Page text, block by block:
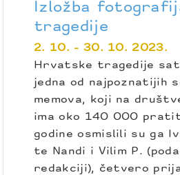
Izložba
tragedije
2. 10. - 30. 10. 2023.
Hrvatske tragedije
jedna od najpoznatijih
memova, koji na
ima oko 140 000
godine osmislili su ga
te Nandi i Vilim P.
redakciji), četvero